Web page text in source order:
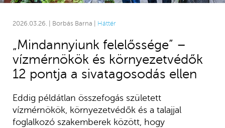
2026.03.26. | Borbás Barna | Háttér
„Mindannyiunk felelőssége” –
vízmérnökök és környezetvédők
12 pontja a sivatagosodás ellen
Eddig példátlan összefogás született
vízmérnökök, környezetvédők és a talajjal
foglalkozó szakemberek között, hogy